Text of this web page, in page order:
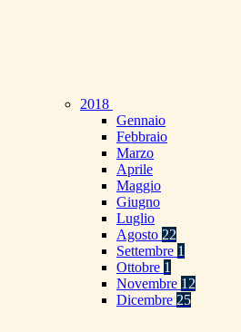
2018
Gennaio
Febbraio
Marzo
Aprile
Maggio
Giugno
Luglio
Agosto 22
Settembre 1
Ottobre 1
Novembre 12
Dicembre 25